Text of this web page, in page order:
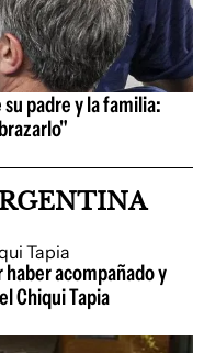
padre y la familia:
acompañado y
Chiqui Tapia